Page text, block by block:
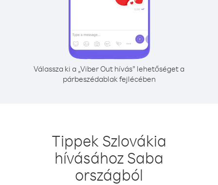
Válassza ki a „Viber Out hívás” lehetőséget a
párbeszédablak fejlécében
Tippek Szlovákia
hívásához Saba
országból